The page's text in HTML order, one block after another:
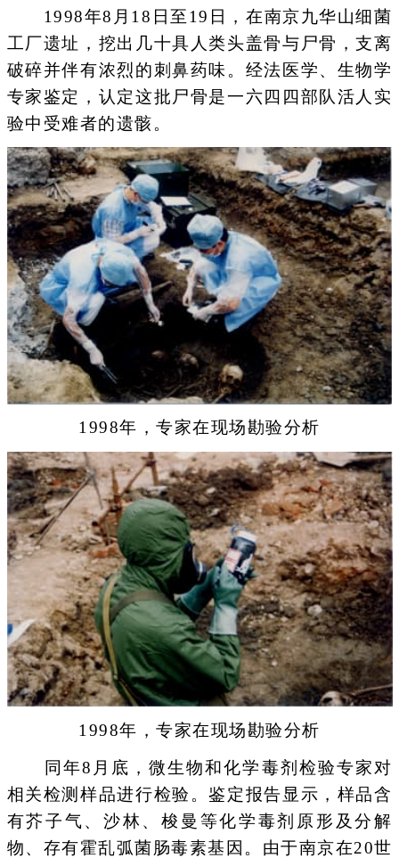
1998年8月18日至19日，在南京九华山细菌
工厂遗址，挖出几十具人类头盖骨与尸骨，支离
破碎并伴有浓烈的刺鼻药味。经法医学、生物学
专家鉴定，认定这批尸骨是一六四四部队活人实
验中受难者的遗骸。
1998年，专家在现场勘验分析
1998年，专家在现场勘验分析
同年8月底，微生物和化学毒剂检验专家对
相关检测样品进行检验。鉴定报告显示，样品含
有芥子气、沙林、梭曼等化学毒剂原形及分解
物、存有霍乱弧菌肠毒素基因。由于南京在20世